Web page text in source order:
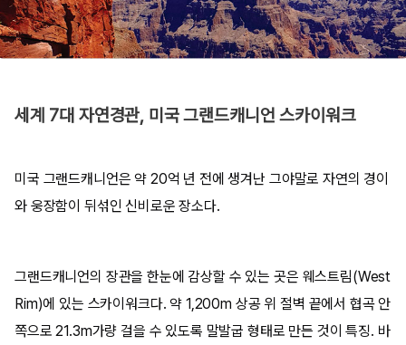
세계 7대 자연경관, 미국 그랜드캐니언 스카이워크
미국 그랜드캐니언은 약 20억 년 전에 생겨난 그야말로 자연의 경이
와 웅장함이 뒤섞인 신비로운 장소다.
그랜드캐니언의 장관을 한눈에 감상할 수 있는 곳은 웨스트림(West
Rim)에 있는 스카이워크다. 약 1,200m 상공 위 절벽 끝에서 협곡 안
쪽으로 21.3m가량 걸을 수 있도록 말발굽 형태로 만든 것이 특징. 바